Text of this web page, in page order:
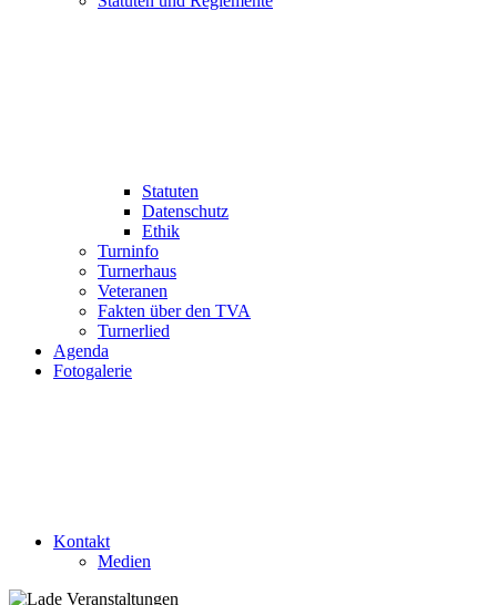
Statuten
Datenschutz
Ethik
Turninfo
Turnerhaus
Veteranen
Fakten über den TVA
Turnerlied
Agenda
Fotogalerie
Kontakt
Medien